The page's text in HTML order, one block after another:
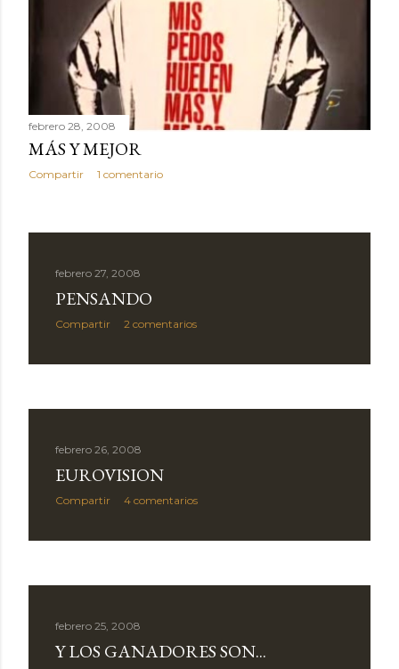
febrero 28, 2008
MÁS Y MEJOR
Compartir 1 comentario
febrero 27, 2008
PENSANDO
Compartir 2 comentarios
febrero 26, 2008
EUROVISION
Compartir 4 comentarios
febrero 25, 2008
Y LOS GANADORES SON...